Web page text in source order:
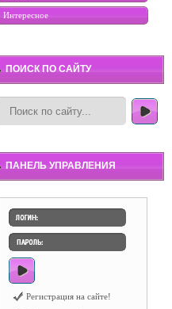
Интересное
ПОИСК ПО САЙТУ
ПАНЕЛЬ УПРАВЛЕНИЯ
Регистрация на сайте!